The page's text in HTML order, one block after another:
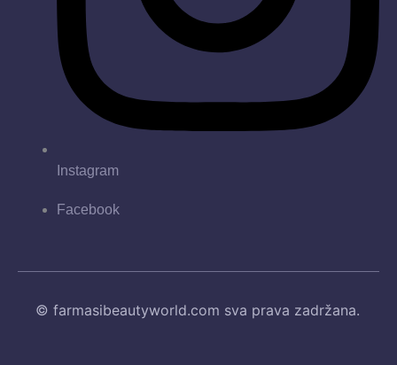
Instagram
Facebook
© farmasibeautyworld.com sva prava zadržana.